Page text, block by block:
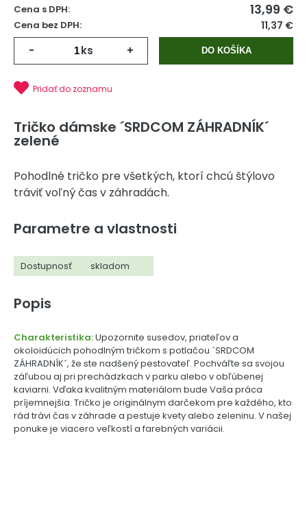
Cena s DPH: 13,99 €
Cena bez DPH: 11,37 €
- ks + DO KOŠÍKA
Pridať do zoznamu
Tričko dámske ´SRDCOM ZÁHRADNÍK´
zelené
Pohodlné tričko pre všetkých, ktorí chcú štýlovo
tráviť voľný čas v záhradách.
Parametre a vlastnosti
Dostupnosť skladom
Popis
Charakteristika:Upozornite susedov, priateľov a
okoloidúcich pohodlným tričkom s potlačou ´SRDCOM
ZÁHRADNÍK´, že ste nadšený pestovateľ. Pochváľte sa svojou
záľubou aj pri prechádzkach v parku alebo v obľúbenej
kaviarni. Vďaka kvalitným materiálom bude Vaša práca
príjemnejšia. Tričko je originálnym darčekom pre každého, kto
rád trávi čas v záhrade a pestuje kvety alebo zeleninu. V našej
ponuke je viacero veľkostí a farebných variácii.